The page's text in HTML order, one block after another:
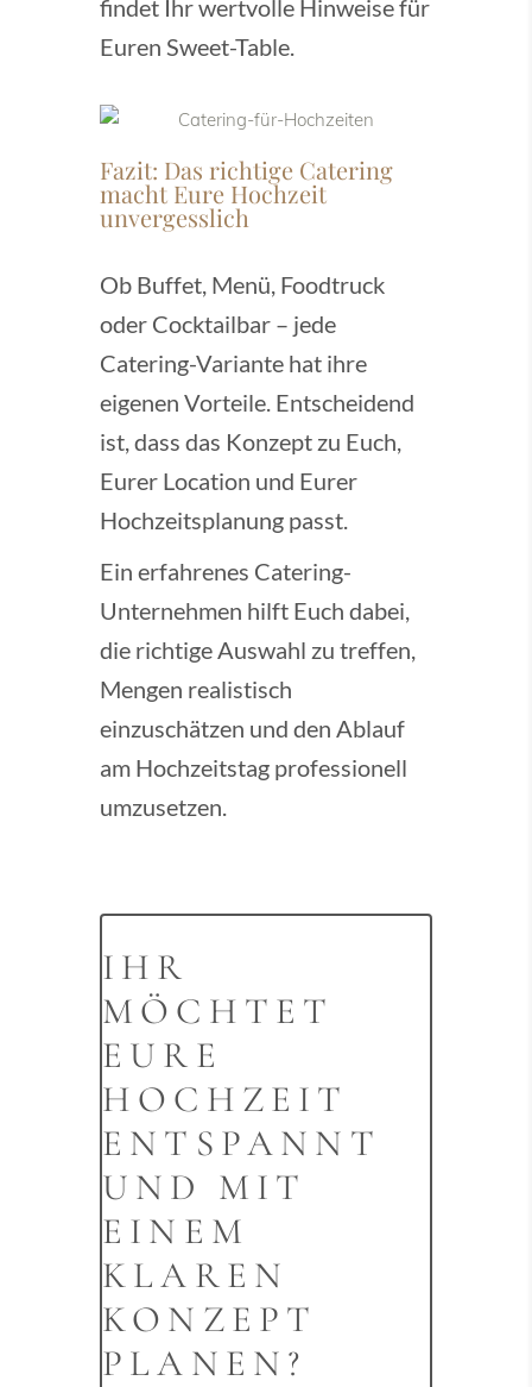
findet Ihr wertvolle Hinweise für
Euren Sweet-Table.
Fazit: Das richtige Catering
macht Eure Hochzeit
unvergesslich
Ob Buffet, Menü, Foodtruck
oder Cocktailbar – jede
Catering-Variante hat ihre
eigenen Vorteile. Entscheidend
ist, dass das Konzept zu Euch,
Eurer Location und Eurer
Hochzeitsplanung passt.
Ein erfahrenes Catering-
Unternehmen hilft Euch dabei,
die richtige Auswahl zu treffen,
Mengen realistisch
einzuschätzen und den Ablauf
am Hochzeitstag professionell
umzusetzen.
IHR
MÖCHTET
EURE
HOCHZEIT
ENTSPANNT
UND MIT
EINEM
KLAREN
KONZEPT
PLANEN?